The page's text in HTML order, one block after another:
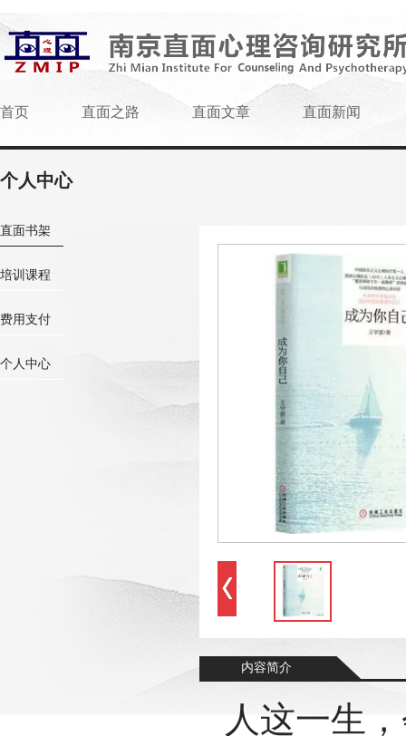
首页 直面之路 直面文章 直面新闻
个人中心
直面书架
培训课程
费用支付
个人中心
内容简介
人这一生